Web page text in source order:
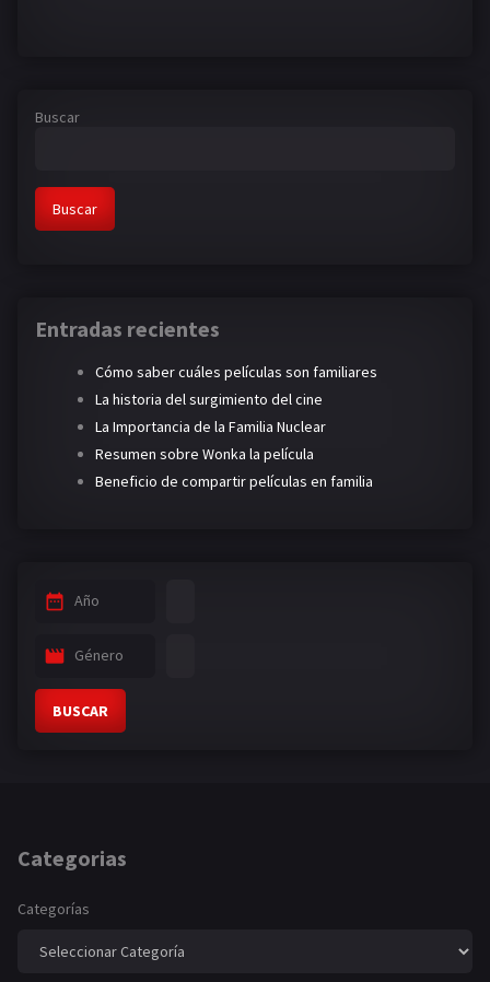
Buscar
Buscar
Entradas recientes
Cómo saber cuáles películas son familiares
La historia del surgimiento del cine
La Importancia de la Familia Nuclear
Resumen sobre Wonka la película
Beneficio de compartir películas en familia
Año
Género
BUSCAR
Categorias
Categorías